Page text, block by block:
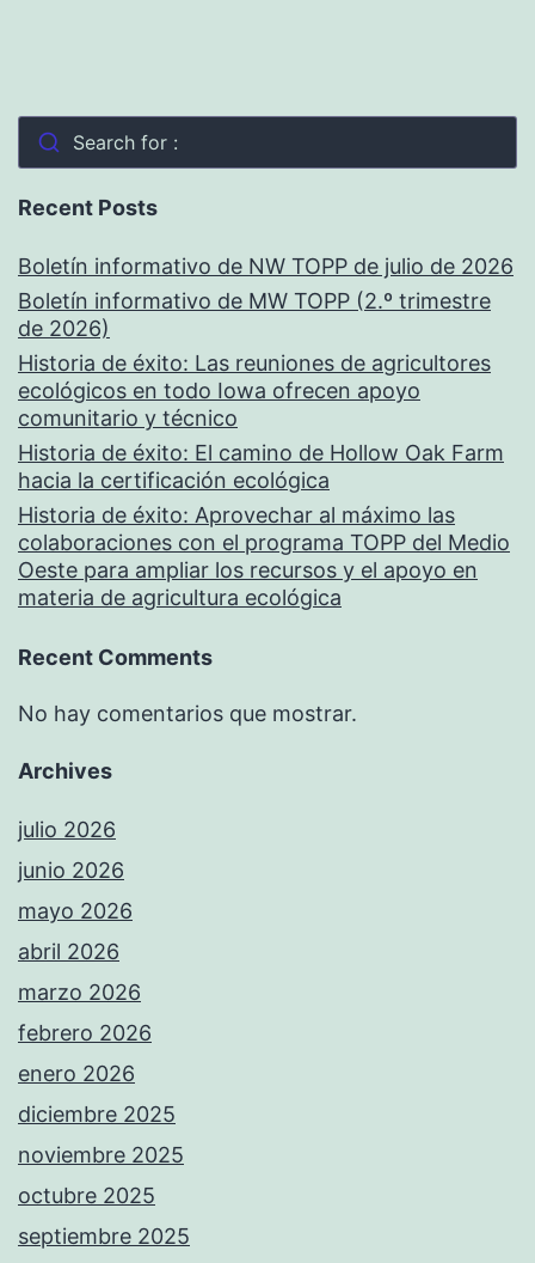
Search for :
Recent Posts
Boletín informativo de NW TOPP de julio de 2026
Boletín informativo de MW TOPP (2.º trimestre
de 2026)
Historia de éxito: Las reuniones de agricultores
ecológicos en todo Iowa ofrecen apoyo
comunitario y técnico
Historia de éxito: El camino de Hollow Oak Farm
hacia la certificación ecológica
Historia de éxito: Aprovechar al máximo las
colaboraciones con el programa TOPP del Medio
Oeste para ampliar los recursos y el apoyo en
materia de agricultura ecológica
Recent Comments
No hay comentarios que mostrar.
Archives
julio 2026
junio 2026
mayo 2026
abril 2026
marzo 2026
febrero 2026
enero 2026
diciembre 2025
noviembre 2025
octubre 2025
septiembre 2025